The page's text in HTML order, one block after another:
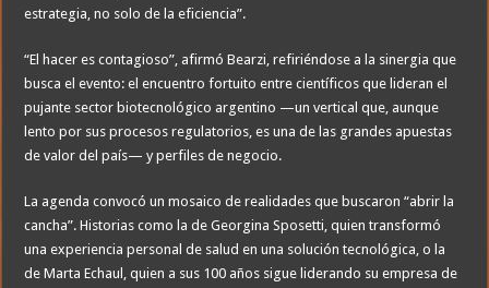
estrategia, no solo de la eficiencia”.
“El hacer es contagioso”, afirmó Bearzi, refiriéndose a la sinergia que
busca el evento: el encuentro fortuito entre científicos que lideran el
pujante sector biotecnológico argentino —un vertical que, aunque
lento por sus procesos regulatorios, es una de las grandes apuestas
de valor del país— y perfiles de negocio.
La agenda convocó un mosaico de realidades que buscaron “abrir la
cancha”. Historias como la de Georgina Sposetti, quien transformó
una experiencia personal de salud en una solución tecnológica, o la
de Marta Echaul, quien a sus 100 años sigue liderando su empresa de